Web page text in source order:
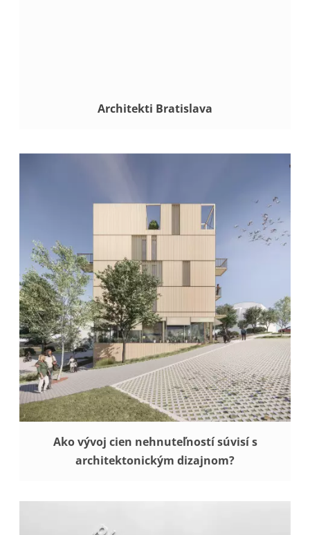
Architekti Bratislava
Ako vývoj cien nehnuteľností súvisí s
architektonickým dizajnom?